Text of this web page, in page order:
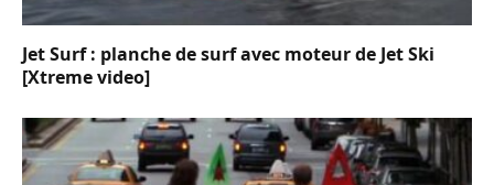
Jet Surf : planche de surf avec moteur de Jet Ski
[Xtreme video]